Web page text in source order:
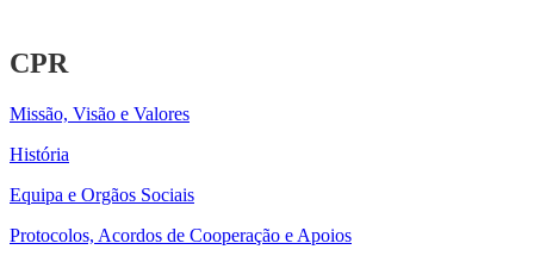
CPR
Missão, Visão e Valores
História
Equipa e Orgãos Sociais
Protocolos, Acordos de Cooperação e Apoios